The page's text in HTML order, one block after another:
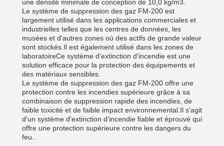
une densité minimale de conception de 10,0 kg/m3.
Le système de suppression des gaz FM-200 est
largement utilisé dans les applications commerciales et
industrielles telles que les centres de données, les
musées et d'autres zones où des actifs de grande valeur
sont stockés.Il est également utilisé dans les zones de
laboratoireCe système d'extinction d'incendie est une
solution efficace pour la protection des équipements et
des matériaux sensibles.
Le système de suppression des gaz FM-200 offre une
protection contre les incendies supérieure grâce à sa
combinaison de suppression rapide des incendies, de
faible toxicité et de faible impact environnemental.Il s'agit
d'un système d'extinction d'incendie fiable et éprouvé qui
offre une protection supérieure contre les dangers du
feu..